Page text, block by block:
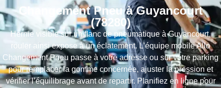
Changement Pneu à Guyancourt
(78280)
Hernie visible sur un flanc de pneumatique à Guyancourt,
rouler ainsi expose à un éclatement. L’équipe mobile Allo
Changement Pneu passe à votre adresse ou sur votre parking
pour remplacer la gomme concernée, ajuster la pression et
vérifier l’équilibrage avant de repartir. Planifiez en ligne pour